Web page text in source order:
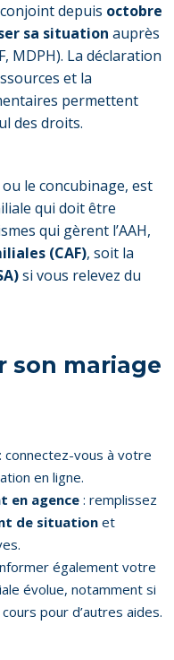
depuis octobre
sa situation auprès
MDPH). La déclaration
et la
permettent
des droits.
le concubinage, est
qui doit être
qui gèrent l’AAH,
(CAF), soit la
si vous relevez du
son mariage
: connectez-vous à votre
en ligne.
en agence : remplissez
de situationet
également votre
évolue, notamment si
pour d’autres aides.